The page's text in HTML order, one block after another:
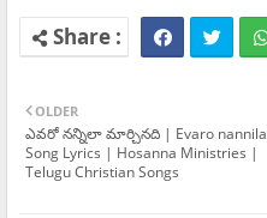
OLDER
ఎవరో నన్నిలా మార్చినది | Evaro nannila
Song Lyrics | Hosanna Ministries |
Telugu Christian Songs